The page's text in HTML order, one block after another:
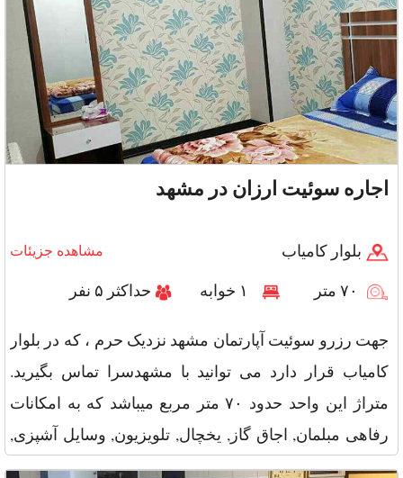
اجاره سوئیت ارزان در مشهد
بلوار کامیاب مشاهده جزیئات
حداکثر ۵ نفر
جهت رزرو سوئیت آپارتمان مشهد نزدیک حرم ، که در بلوار
کامیاب قرار دارد می توانید با مشهدسرا تماس بگیرید.
متراژ این واحد حدود ۷۰ متر مربع میباشد که به امکانات
رفاهی مبلمان, اجاق گاز, یخچال, تلویزیون, وسایل آشپزی,
پتو, سی